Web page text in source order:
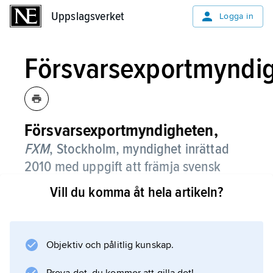
Uppslagsverket Logga in
Försvarsexportmyndigheten,
FXM, Stockholm, myndighet inrättad
2010 med uppgift att främja svensk
export av vapen och annan materiel
inom försvarssektorn, till fördel för
FXM understödjer även export av militär
Vill du komma åt hela artikeln?
Objektiv och pålitlig kunskap.